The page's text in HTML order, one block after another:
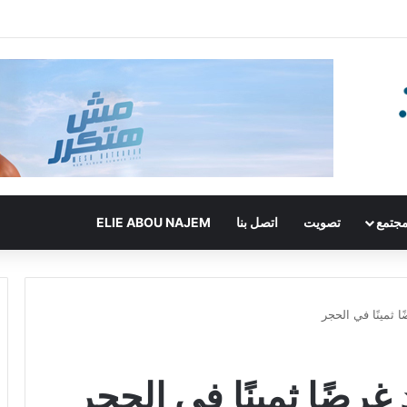
مجتمع تصويت اتصل بنا ELIE ABOU NAJEM
ثمينًا في الحجر
ثمينًا في الحجر